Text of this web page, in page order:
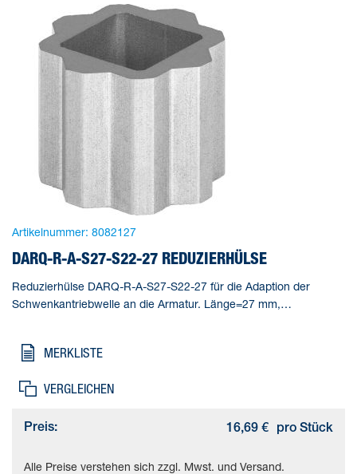
Artikelnummer: 8082127
DARQ-R-A-S27-S22-27 REDUZIERHÜLSE
Reduzierhülse DARQ-R-A-S27-S22-27 für die Adaption der
Schwenkantriebwelle an die Armatur. Länge=27 mm,
KBK=2 - mäßige Korrosionsbeanspruchung, Produktgewicht=80
MERKLISTE
VERGLEICHEN
Preis: 16,69 € pro Stück
Alle Preise verstehen sich zzgl. Mwst. und Versand.